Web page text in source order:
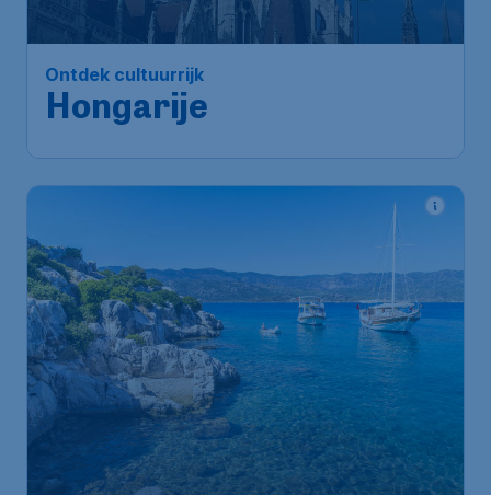
Ontdek cultuurrijk
Hongarije
Vlieg naar nieuwe culturen in
Turkije
192
vanaf